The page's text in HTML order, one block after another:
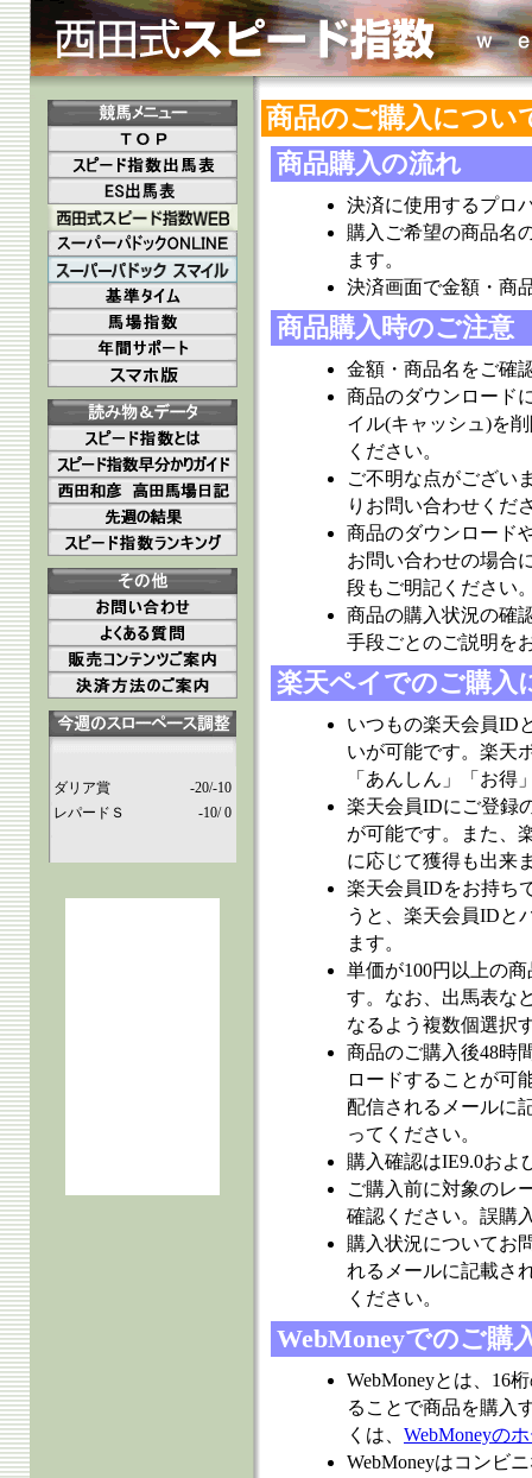
ダリア賞
-20/-10
レパードＳ
-10/ 0
商品のご購入につい
商品購入の流れ
決済に使用するプロ
購入ご希望の商品名
ます。
決済画面で金額・商
商品購入時のご注意
金額・商品名をご確
商品のダウンロード
イル(キャッシュ)を
ください。
ご不明な点がござい
りお問い合わせくだ
商品のダウンロード
お問い合わせの場合
段もご明記ください
商品の購入状況の確
手段ごとのご説明を
楽天ペイでのご購入
いつもの楽天会員ID
いが可能です。楽天
「あんしん」「お得
楽天会員IDにご登録
が可能です。また、
に応じて獲得も出来
楽天会員IDをお持ち
うと、楽天会員IDと
ます。
単価が100円以上の
す。なお、出馬表な
なるよう複数個選択
商品のご購入後48時
ロードすることが可
配信されるメールに
ってください。
購入確認はIE9.0およ
ご購入前に対象のレ
確認ください。誤購
購入状況についてお
れるメールに記載さ
ください。
WebMoneyでのご購
WebMoneyとは、16
ることで商品を購入
くは、 WebMoneyの
WebMoneyはコンビ